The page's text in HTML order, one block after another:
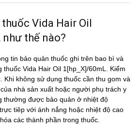
Vida Hair Oil
thế nào?
tin bảo quản thuốc ghi trên bao bì và
Vida Hair Oil 1[hp_X]/60mL. Kiểm
Khi không sử dụng thuốc cần thu gom và
nhà sản xuất hoặc người phụ trách y
thường được bảo quản ở nhiệt độ
tiêp với ánh nắng hoặc nhiệt độ cao
các thành phần trong thuốc.